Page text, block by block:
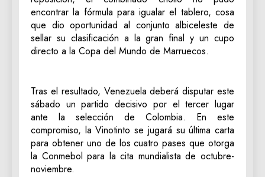
encontrar la fórmula para igualar el tablero, cosa
que dio oportunidad al conjunto albiceleste de
sellar su clasificación a la gran final y un cupo
directo a la Copa del Mundo de Marruecos.
Tras el resultado, Venezuela deberá disputar este
sábado un partido decisivo por el tercer lugar
ante la selección de Colombia. En este
compromiso, la Vinotinto se jugará su última carta
para obtener uno de los cuatro pases que otorga
la Conmebol para la cita mundialista de octubre-
noviembre.